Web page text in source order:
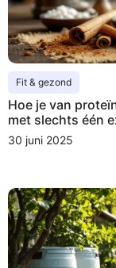
Fit & gezond
Hoe je van
met slechts één
30 juni 2025